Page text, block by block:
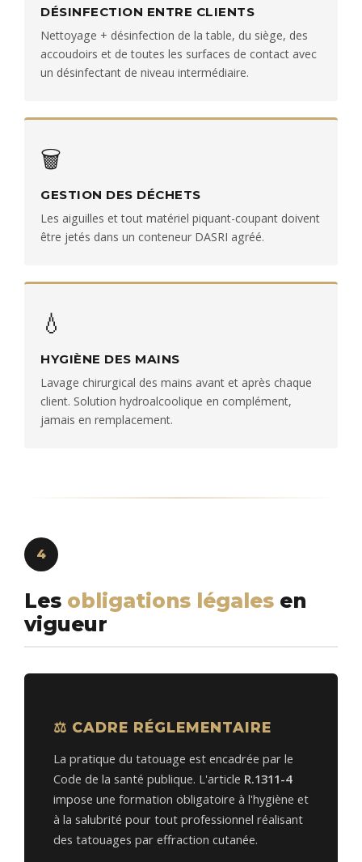
DÉSINFECTION ENTRE CLIENTS
Nettoyage + désinfection de la table, du siège, des
accoudoirs et de toutes les surfaces de contact avec
un désinfectant de niveau intermédiaire.
🗑️
GESTION DES DÉCHETS
Les aiguilles et tout matériel piquant-coupant doivent
être jetés dans un conteneur DASRI agréé.
💧
HYGIÈNE DES MAINS
Lavage chirurgical des mains avant et après chaque
client. Solution hydroalcoolique en complément,
jamais en remplacement.
4
Les obligations légales en
vigueur
⚖️ CADRE RÉGLEMENTAIRE
La pratique du tatouage est encadrée par le
Code de la santé publique. L'article R.1311-4
impose une formation obligatoire à l'hygiène et
à la salubrité pour tout professionnel réalisant
des tatouages par effraction cutanée.